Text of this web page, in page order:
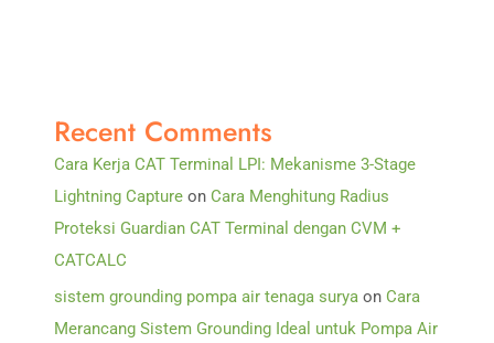
Recent Comments
Cara Kerja CAT Terminal LPI: Mekanisme 3-Stage
Lightning Capture on Cara Menghitung Radius
Proteksi Guardian CAT Terminal dengan CVM +
CATCALC
sistem grounding pompa air tenaga surya on Cara
Merancang Sistem Grounding Ideal untuk Pompa Air